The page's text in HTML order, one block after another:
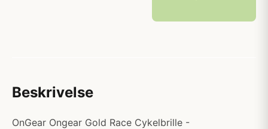
Beskrivelse
OnGear Ongear Gold Race Cykelbrille -